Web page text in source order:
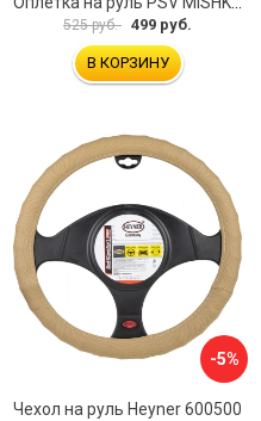
525 руб. 499 руб.
В КОРЗИНУ
-5%
Чехол на руль Heyner 600500